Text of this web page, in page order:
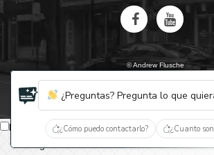
© Andrew Flusche
IA, descubre quiénes son Flusche y
¿Preguntas? Pregunta lo que
¿Cómo puedo contactarlo? ¿Cuanto
Español